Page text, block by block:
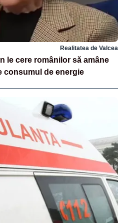
Realitatea de Valcea
le cere românilor să amâne
consumul de energie